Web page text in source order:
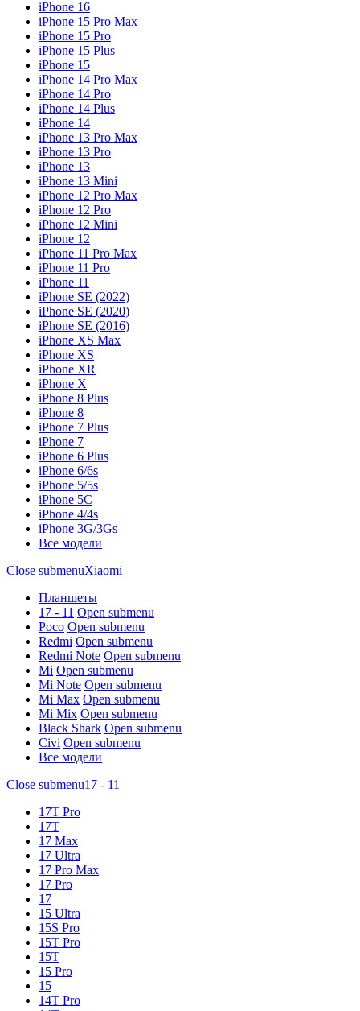
iPhone 16
iPhone 15 Pro Max
iPhone 15 Pro
iPhone 15 Plus
iPhone 15
iPhone 14 Pro Max
iPhone 14 Pro
iPhone 14 Plus
iPhone 14
iPhone 13 Pro Max
iPhone 13 Pro
iPhone 13
iPhone 13 Mini
iPhone 12 Pro Max
iPhone 12 Pro
iPhone 12 Mini
iPhone 12
iPhone 11 Pro Max
iPhone 11 Pro
iPhone 11
iPhone SE (2022)
iPhone SE (2020)
iPhone SE (2016)
iPhone XS Max
iPhone XS
iPhone XR
iPhone X
iPhone 8 Plus
iPhone 8
iPhone 7 Plus
iPhone 7
iPhone 6 Plus
iPhone 6/6s
iPhone 5/5s
iPhone 5C
iPhone 4/4s
iPhone 3G/3Gs
Все модели
Close submenuXiaomi
Планшеты
17 - 11 Open submenu
Poco Open submenu
Redmi Open submenu
Redmi Note Open submenu
Mi Open submenu
Mi Note Open submenu
Mi Max Open submenu
Mi Mix Open submenu
Black Shark Open submenu
Civi Open submenu
Все модели
Close submenu17 - 11
17T Pro
17T
17 Max
17 Ultra
17 Pro Max
17 Pro
17
15 Ultra
15S Pro
15T Pro
15T
15 Pro
15
14T Pro